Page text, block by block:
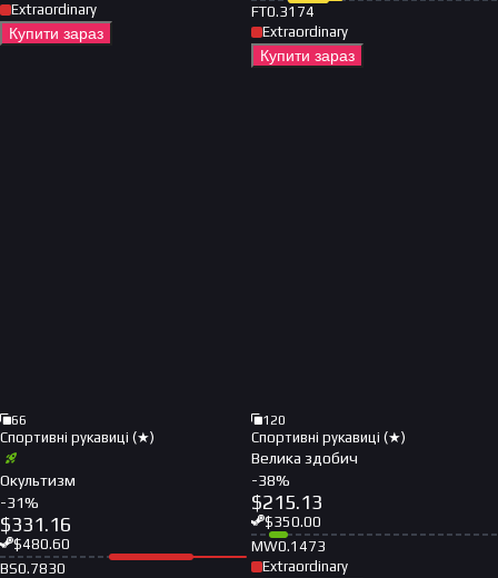
Extraordinary
Купити зараз
FT0.3174
Extraordinary
Купити зараз
66
Спортивні рукавиці (★)
Окультизм
-31%
$331.16
$480.60
BS0.7830
120
Спортивні рукавиці (★)
Велика здобич
-38%
$215.13
$350.00
MW0.1473
Extraordinary